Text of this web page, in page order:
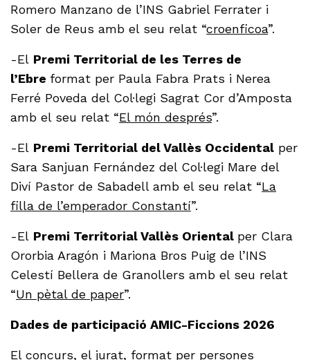
Romero Manzano de l’INS Gabriel Ferrater i
Soler de Reus amb el seu relat “croenficoa”.
-El Premi Territorial de les Terres de
l’Ebreformat per Paula Fabra Prats i Nerea
Ferré Poveda del Col·legi Sagrat Cor d’Amposta
amb el seu relat “El món després”.
-El Premi Territorial del Vallès Occidental per
Sara Sanjuan Fernández del Col·legi Mare del
Diví Pastor de Sabadell amb el seu relat “La
filla de l’emperador Constantí”.
-El Premi Territorial Vallès Oriental per Clara
Ororbia Aragón i Mariona Bros Puig de l’INS
Celestí Bellera de Granollers amb el seu relat
“Un pètal de paper”.
Dades de participació AMIC-Ficcions 2026
El concurs, el jurat, format per persones